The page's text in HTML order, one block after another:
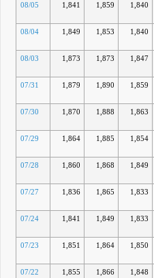
08/05 1,841 1,859 1,840
08/04 1,849 1,853 1,840
08/03 1,873 1,873 1,847
07/31 1,879 1,890 1,859
07/30 1,870 1,888 1,863
07/29 1,864 1,885 1,854
07/28 1,860 1,868 1,849
07/27 1,836 1,865 1,833
07/24 1,841 1,849 1,833
07/23 1,851 1,864 1,850
07/22 1,855 1,866 1,848